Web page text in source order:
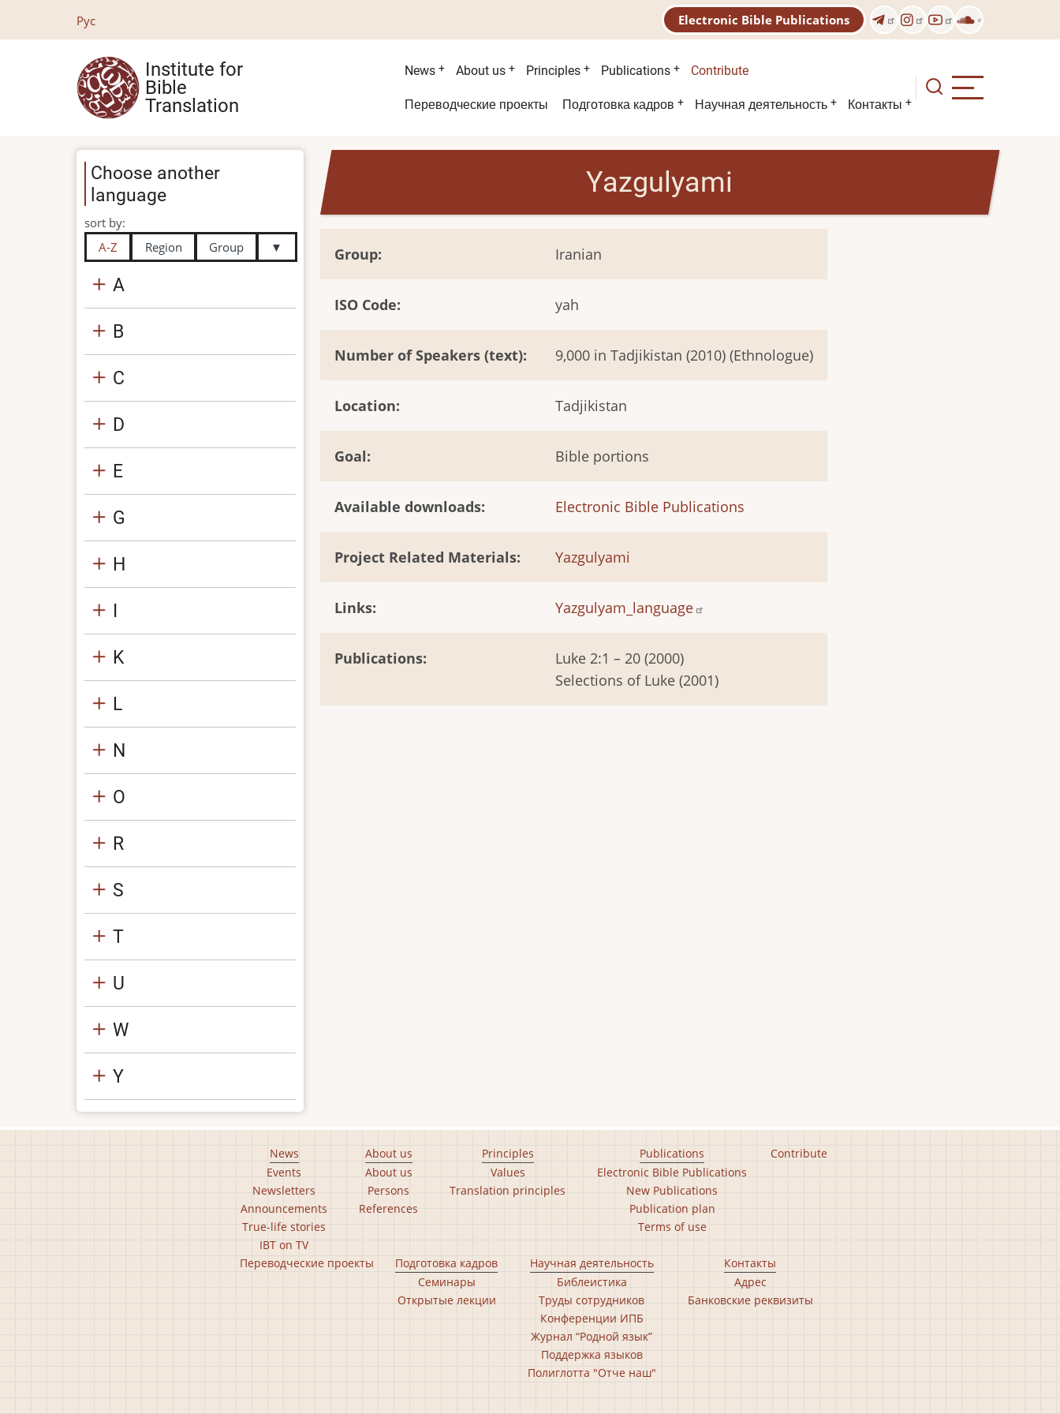
Рус Electronic Bible Publications
Institute for
Bible
Translation
Main
menu
News About us Principles Publications Contribute
Second
Переводческие проекты Подготовка кадров Научная деятельность Контакты
Yazgulyami
Group Iranian
ISO Code yah
Number of Speakers (text) 9,000 in Tadjikistan (2010) (Ethnologue)
Location Tadjikistan
Goal Bible portions
Available downloads Electronic Bible Publications
Project Related Materials Yazgulyami
Links Yazgulyam_language
Publications
Luke 2:1 – 20 (2000)
Selections of Luke (2001)
Choose another
language
sort by:
A-Z
Region Group ▼
A
B
C
D
E
G
H
I
K
L
N
O
R
S
T
U
W
Y
News
Events
Newsletters
Announcements
True-life stories
IBT on TV
About us
About us
Persons
References
Principles
Values
Translation principles
Publications
Electronic Bible Publications
New Publications
Publication plan
Terms of use
Contribute
Переводческие проекты
Подготовка кадров
Семинары
Открытые лекции
Научная деятельность
Библеистика
Труды сотрудников
Конференции ИПБ
Журнал “Родной язык”
Поддержка языков
Полиглотта "Отче наш"
Контакты
Адрес
Банковские реквизиты